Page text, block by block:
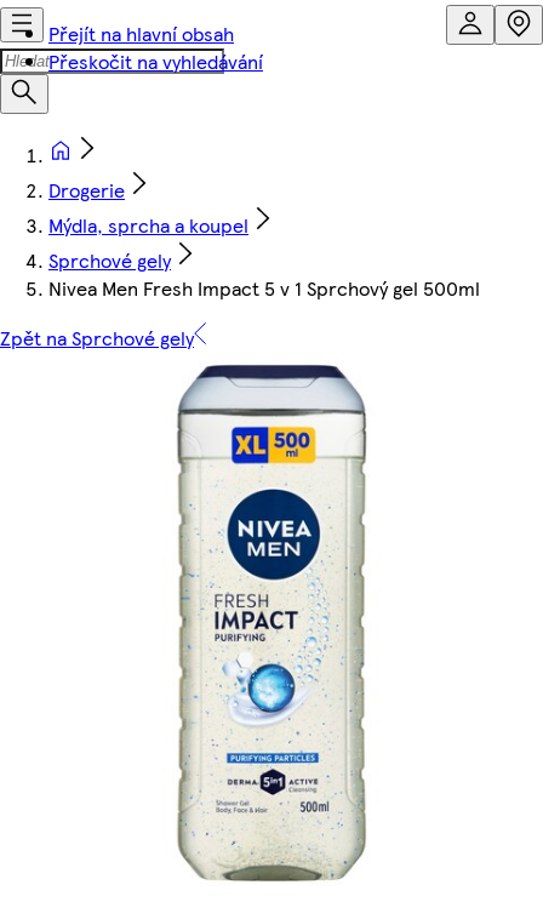
Přejít na hlavní obsah
Přeskočit na vyhledávání
Drogerie
Mýdla, sprcha a koupel
Sprchové gely
Nivea Men Fresh Impact 5 v 1 Sprchový gel 500ml
Zpět na Sprchové gely